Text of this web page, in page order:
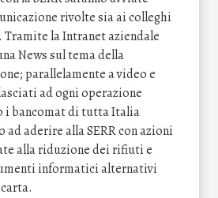
rivolte sia ai colleghi
Tramite la Intranet aziendale
News sul tema della
parallelamente a video e
ad ogni operazione
i bancomat di tutta Italia
ad aderire alla SERR con azioni
alla riduzione dei rifiuti e
informatici alternativi